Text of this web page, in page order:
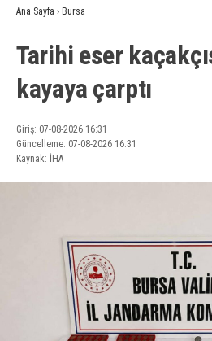
Ana Sayfa › Bursa
Tarihi eser
kayaya çarptı
Giriş: 07-08-2026 16:31
Güncelleme: 07-08-2026 16:31
Kaynak: İHA